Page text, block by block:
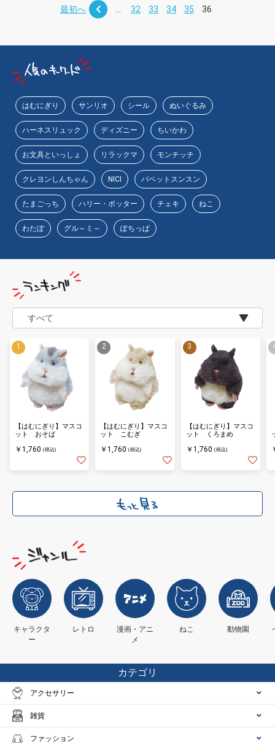
最初へ 32 33 34 35 36
はむにぎり サンリオ シール ぬいぐるみ
ハーネスリュック ディズニー ちいかわ
お文具といっしょ リラックマ モンチッチ
クレヨンしんちゃん NICI パペットスンスン
たまごっち ハリー・ポッター チェキ ねこ
わたぽ グル～ミ～ ぽちっぱ
【はむにぎり】マスコ
ット おそば
￥1,760 (税込)
【はむにぎり】マスコ
ット こむぎ
￥1,760 (税込)
【はむにぎり】マスコ
ット くろまめ
￥1,760 (税込)
キャラクタ
ー
レトロ
漫画・アニ
メ
ねこ 動物園
カテゴリ
アクセサリー
雑貨
ファッション
ーター
ッズ